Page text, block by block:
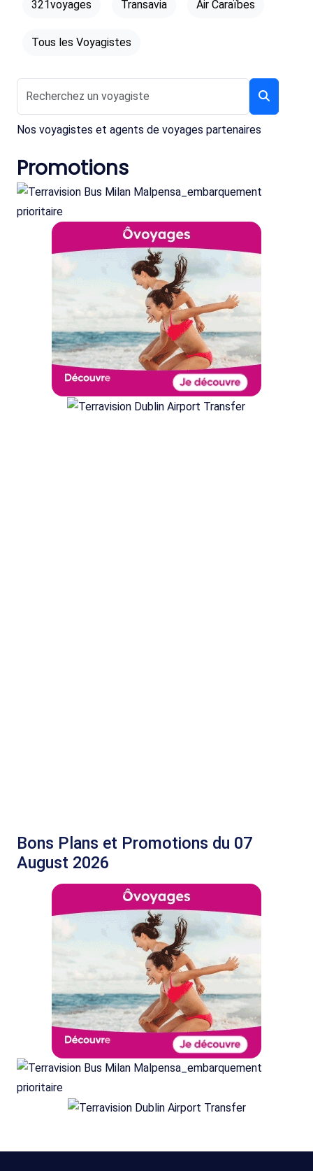
321voyages Transavia Air Caraïbes
Tous les Voyagistes
Nos voyagistes et agents de voyages partenaires
Promotions
Bons Plans et Promotions du 07
August 2026